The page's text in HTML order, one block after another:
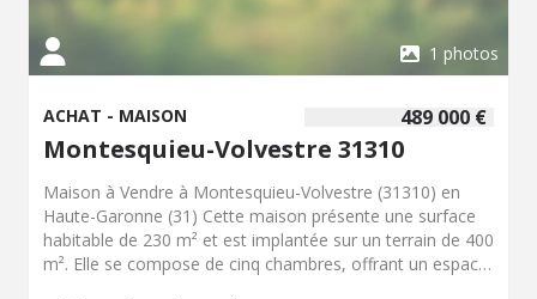
1 photos
489 000 €
ACHAT - MAISON
Montesquieu-Volvestre 31310
Maison à Vendre à Montesquieu-Volvestre (31310) en
Haute-Garonne (31) Cette maison présente une surface
habitable de 230 m² et est implantée sur un terrain de 400
m². Elle se compose de cinq chambres, offrant un espace